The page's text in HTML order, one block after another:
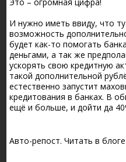
И нужно иметь ввиду, что
возможность
будет как-то помогать
деньгами, а так же
ускорять свою кредитную
такой дополнительной
естественно запустит
кредитования в банках. В
ещё и больше, и дойти да
Авто-репост. Читать в блоге